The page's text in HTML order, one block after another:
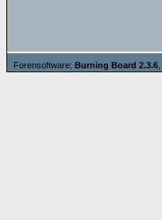
Forensoftware: Burning Board 2.3.6